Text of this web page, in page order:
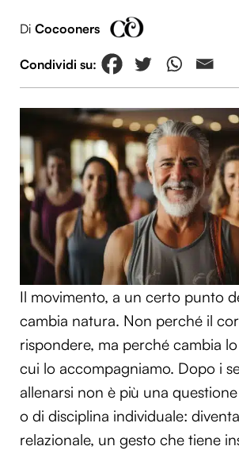
Di Cocooners
Il movimento, a un certo punto
cambia natura. Non perché il
rispondere, ma perché cambia
cui lo accompagniamo. Dopo i
allenarsi non è più una
o di disciplina individuale:
relazionale, un gesto che tiene